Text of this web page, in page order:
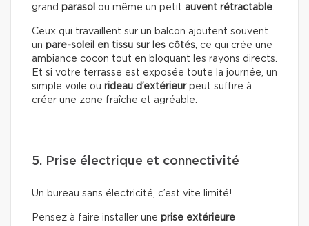
grand parasol ou même un petit auvent rétractable.
Ceux qui travaillent sur un balcon ajoutent souvent
un pare-soleil en tissu sur les côtés, ce qui crée une
ambiance cocon tout en bloquant les rayons directs.
Et si votre terrasse est exposée toute la journée, un
simple voile ou rideau d’extérieurpeut suffire à
créer une zone fraîche et agréable.
5. Prise électrique et connectivité
Un bureau sans électricité, c’est vite limité!
Pensez à faire installer une prise extérieure